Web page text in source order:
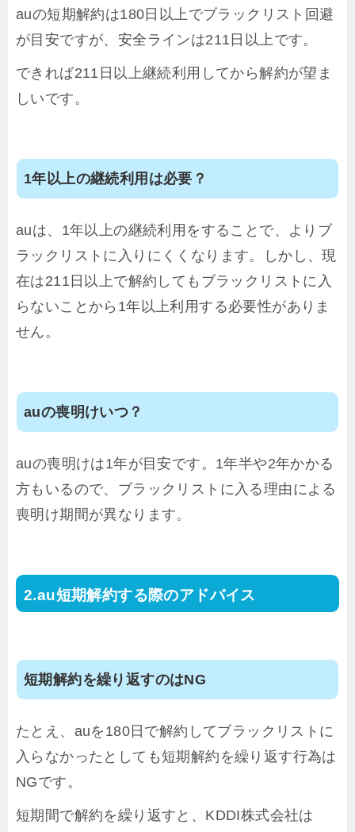
auの短期解約は180日以上でブラックリスト回避
が目安ですが、安全ラインは211日以上です。
できれば211日以上継続利用してから解約が望ま
しいです。
1年以上の継続利用は必要？
auは、1年以上の継続利用をすることで、よりブ
ラックリストに入りにくくなります。しかし、現
在は211日以上で解約してもブラックリストに入
らないことから1年以上利用する必要性がありま
せん。
auの喪明けいつ？
auの喪明けは1年が目安です。1年半や2年かかる
方もいるので、ブラックリストに入る理由による
喪明け期間が異なります。
au短期解約する際のアドバイス
短期解約を繰り返すのはNG
たとえ、auを180日で解約してブラックリストに
入らなかったとしても短期解約を繰り返す行為は
NGです。
短期間で解約を繰り返すと、KDDI株式会社は